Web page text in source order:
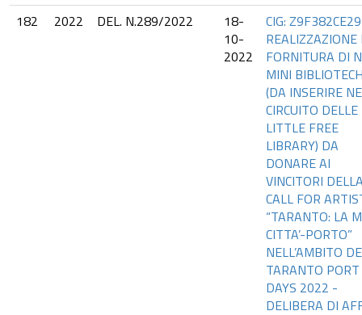
182
2022 DEL. N.289/2022
18-
10-
2022
CIG:
REALIZZAZIONE
FORNITURA DI
MINI
(DA INSERIRE
CIRCUITO DELLE
LITTLE FREE
LIBRARY) DA
DONARE AI
VINCITORI
CALL FOR
“TARANTO: LA
CITTA’-PORTO”
NELL’AMBITO
TARANTO PORT
DAYS 2022 -
DELIBERA DI